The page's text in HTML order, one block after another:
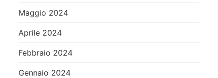
Maggio 2024
Aprile 2024
Febbraio 2024
Gennaio 2024